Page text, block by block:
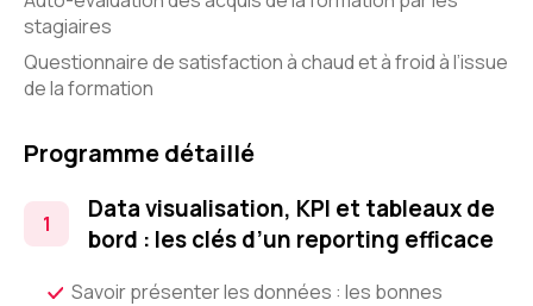
stagiaires
Questionnaire de satisfaction à chaud et à froid à l’issue
de la formation
Programme détaillé
Data visualisation, KPI et tableaux de
bord : les clés d’un reporting efficace
Savoir présenter les données : les bonnes